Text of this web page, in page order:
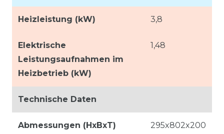
Heizleistung (kW) 3,8
Elektrische
Leistungsaufnahmen im
Heizbetrieb (kW)
1,48
Technische Daten
Abmessungen (HxBxT)
295x802x200